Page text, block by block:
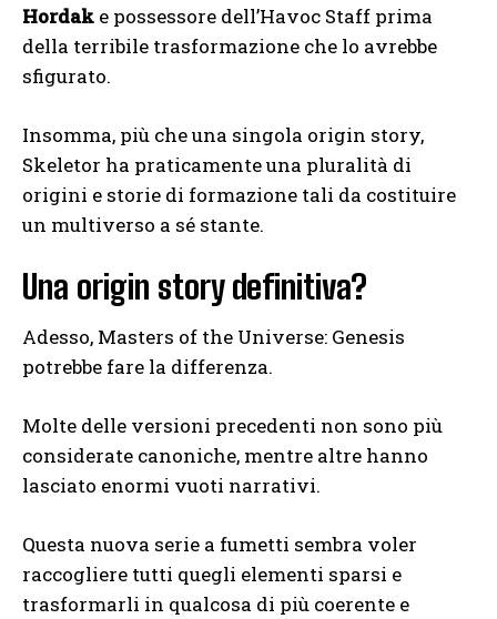
Hordak e possessore dell’Havoc Staff prima
della terribile trasformazione che lo avrebbe
sfigurato.
Insomma, più che una singola origin story,
Skeletor ha praticamente una pluralità di
origini e storie di formazione tali da costituire
un multiverso a sé stante.
Una origin story definitiva?
Adesso, Masters of the Universe: Genesis
potrebbe fare la differenza.
Molte delle versioni precedenti non sono più
considerate canoniche, mentre altre hanno
lasciato enormi vuoti narrativi.
Questa nuova serie a fumetti sembra voler
raccogliere tutti quegli elementi sparsi e
trasformarli in qualcosa di più coerente e